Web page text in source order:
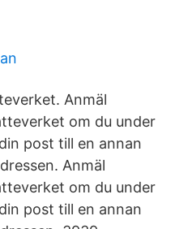
Anmäl
om du under
post till en annan
Anmäl
om du under
post till en annan